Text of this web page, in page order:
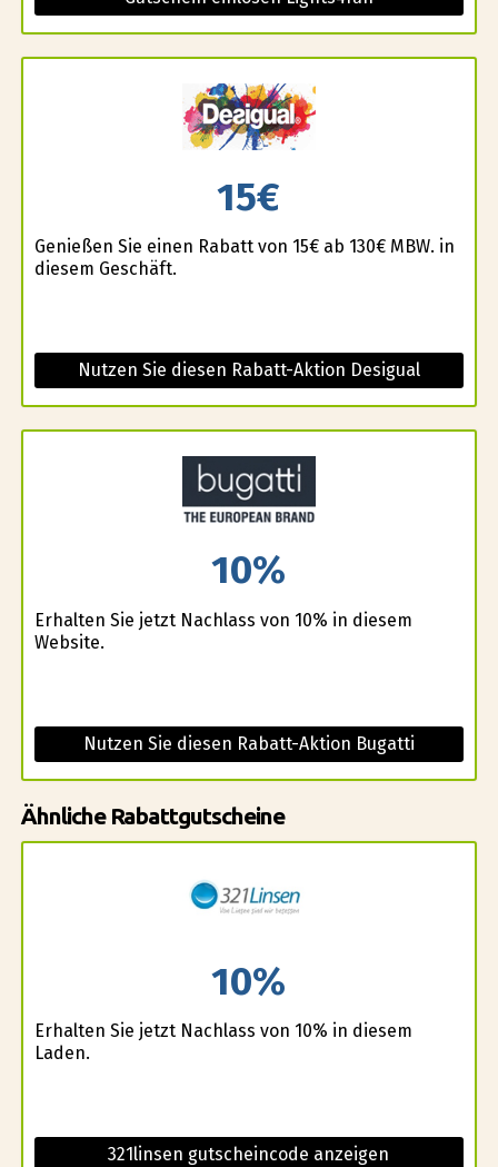
15€
Genießen Sie einen Rabatt von 15€ ab 130€ MBW. in
diesem Geschäft.
Nutzen Sie diesen Rabatt-Aktion Desigual
10%
Erhalten Sie jetzt Nachlass von 10% in diesem
Website.
Nutzen Sie diesen Rabatt-Aktion Bugatti
Ähnliche Rabattgutscheine
10%
Erhalten Sie jetzt Nachlass von 10% in diesem
Laden.
321linsen gutscheincode anzeigen